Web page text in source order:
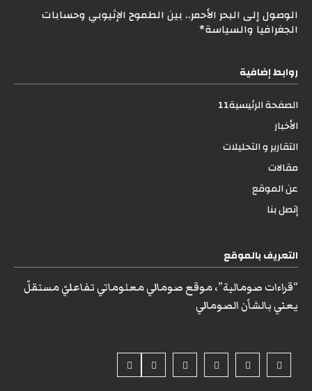
الوصول إلى البحر الأحمر.. بين الطموح الإثيوبي وحسابات
الجغرافيا والسياسة*
روابط إضافية
الصفحة الرئيسية11
الأخبار
التقارير و التحليلات
مقالات
عن الموقع
إتصل بنا
التعريف بالموقع
“قراءات صومالية”، موقع صومالي معلوماتي تفاعليّ مستقلّ
يعني بالشأن الصومالي